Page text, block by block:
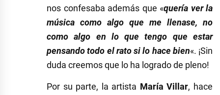
nos confesaba además que «quería ver la
música como algo que me llenase, no
como algo en lo que tengo que estar
pensando todo el rato si lo hace bien«. ¡Sin
duda creemos que lo ha logrado de pleno!
Por su parte, la artista María Villar, hace